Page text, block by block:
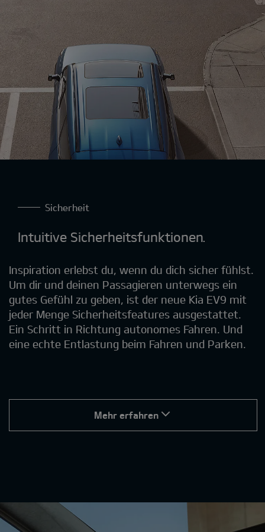
Sicherheit
Intuitive Sicherheitsfunktionen.
Inspiration erlebst du, wenn du dich sicher fühlst.
Um dir und deinen Passagieren unterwegs ein
gutes Gefühl zu geben, ist der neue Kia EV9 mit
jeder Menge Sicherheitsfeatures ausgestattet.
Ein Schritt in Richtung autonomes Fahren. Und
eine echte Entlastung beim Fahren und Parken.
Mehr erfahren